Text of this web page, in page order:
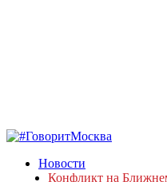
Новости
Конфликт на